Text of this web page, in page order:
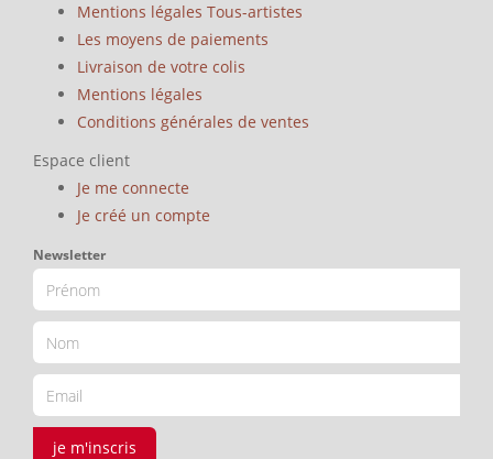
Mentions légales Tous-artistes
Les moyens de paiements
Livraison de votre colis
Mentions légales
Conditions générales de ventes
Espace client
Je me connecte
Je créé un compte
Newsletter
je m'inscris